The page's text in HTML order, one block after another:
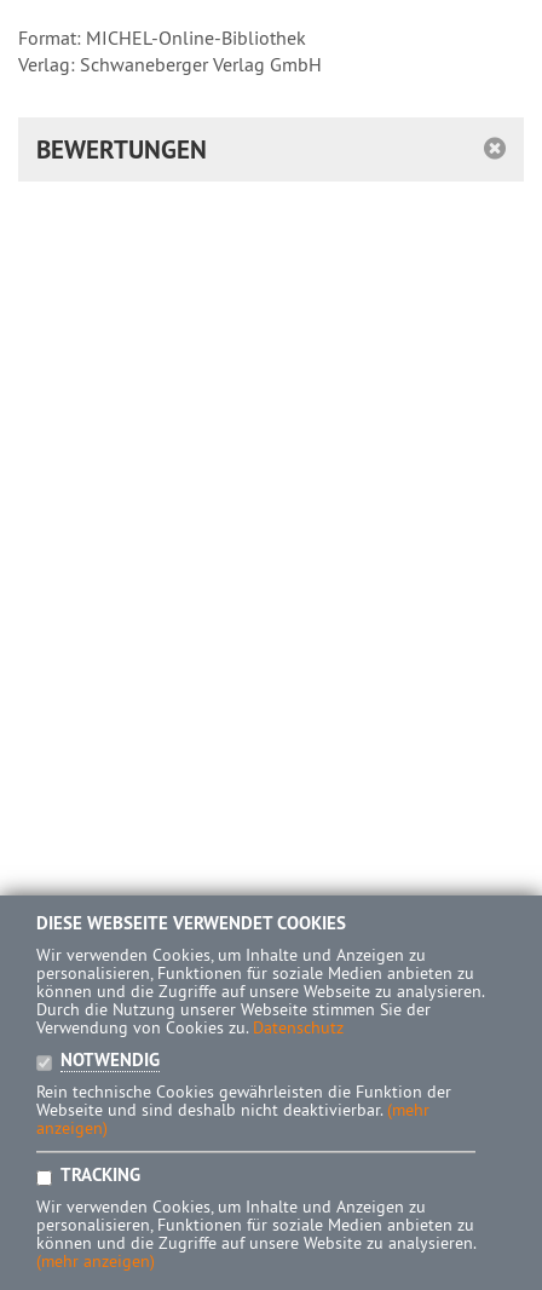
Format: MICHEL-Online-Bibliothek
Verlag: Schwaneberger Verlag GmbH
BEWERTUNGEN
DIESE WEBSEITE VERWENDET COOKIES
Wir verwenden Cookies, um Inhalte und Anzeigen zu
personalisieren, Funktionen für soziale Medien anbieten zu
können und die Zugriffe auf unsere Webseite zu analysieren.
Durch die Nutzung unserer Webseite stimmen Sie der
Verwendung von Cookies zu. Datenschutz
NOTWENDIG
Rein technische Cookies gewährleisten die Funktion der
Webseite und sind deshalb nicht deaktivierbar. (mehr
anzeigen)
TRACKING
Wir verwenden Cookies, um Inhalte und Anzeigen zu
personalisieren, Funktionen für soziale Medien anbieten zu
können und die Zugriffe auf unsere Website zu analysieren.
(mehr anzeigen)